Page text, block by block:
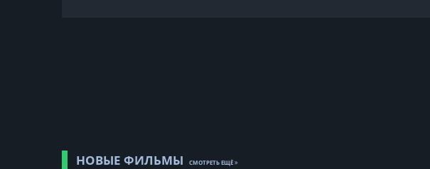
НОВЫЕ ФИЛЬМЫ СМОТРЕТЬ ЕЩЁ